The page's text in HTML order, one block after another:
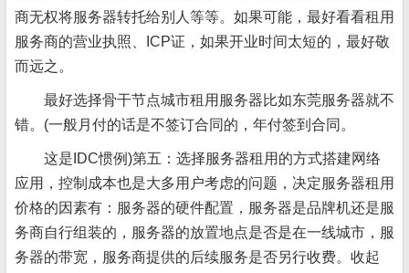
商无权将服务器转托给别人等等。如果可能，最好看看租用
服务商的营业执照、ICP证，如果开业时间太短的，最好敬
而远之。
最好选择骨干节点城市租用服务器比如东莞服务器就不
错。(一般月付的话是不签订合同的，年付签到合同。
这是IDC惯例)第五：选择服务器租用的方式搭建网络
应用，控制成本也是大多用户考虑的问题，决定服务器租用
价格的因素有：服务器的硬件配置，服务器是品牌机还是服
务商自行组装的，服务器的放置地点是否是在一线城市，服
务器的带宽，服务商提供的后续服务是否另行收费。收起